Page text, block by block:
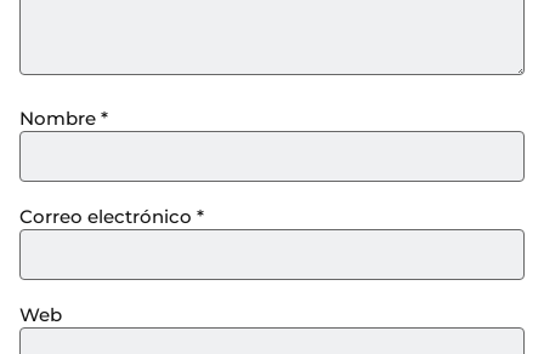
Nombre *
Correo electrónico *
Web